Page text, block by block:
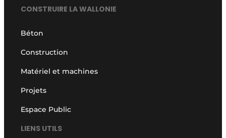
CONSTRUIRE LA WALLONIE
Béton
Construction
Matériel et machines
Projets
Espace Public
LIENS UTILS